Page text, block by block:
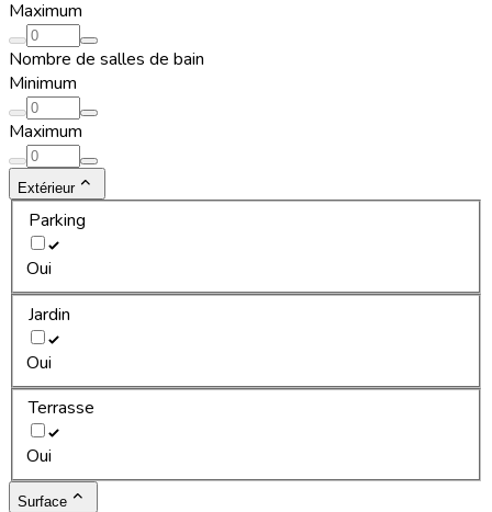
Maximum
Nombre de salles de bain
Minimum
Maximum
Extérieur
Parking
Oui
Jardin
Oui
Terrasse
Oui
Surface